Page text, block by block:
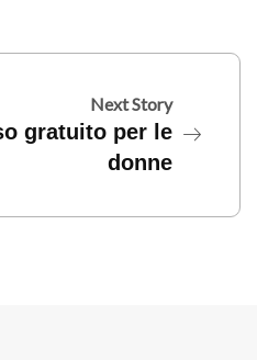
Next Story
gratuito per le
donne